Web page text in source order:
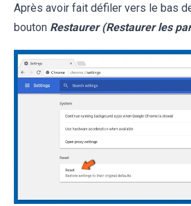
Après avoir fait défiler vers le bas
bouton Restaurer (Restaurer les